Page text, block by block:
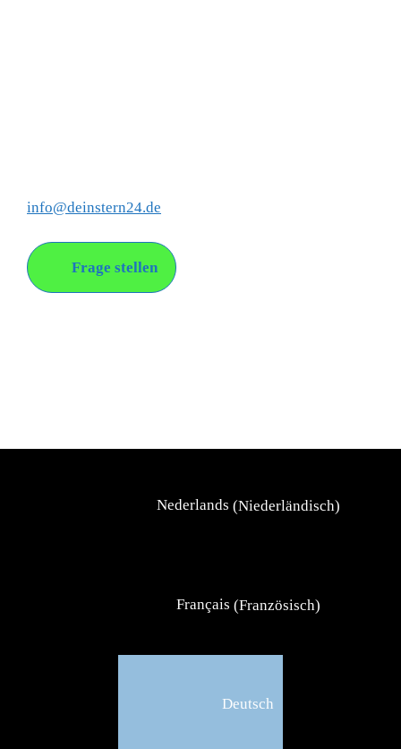
info@deinstern24.de
Frage stellen
Nederlands (Niederländisch)
Français (Französisch)
Deutsch